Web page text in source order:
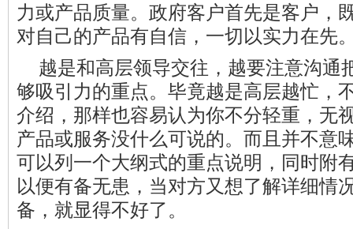
力或产品质量。政府客户首先是客户，
对自己的产品有自信，一切以实力在先
越是和高层领导交往，越要注意沟通
够吸引力的重点。毕竟越是高层越忙，
介绍，那样也容易认为你不分轻重，无
产品或服务没什么可说的。而且并不意
可以列一个大纲式的重点说明，同时附
以便有备无患，当对方又想了解详细情
备，就显得不好了。